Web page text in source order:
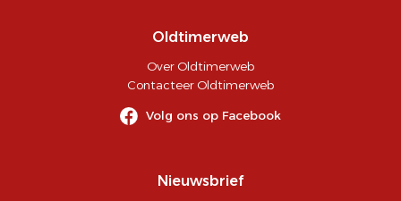
Oldtimerweb
Over Oldtimerweb
Contacteer Oldtimerweb
Volg ons op Facebook
Nieuwsbrief